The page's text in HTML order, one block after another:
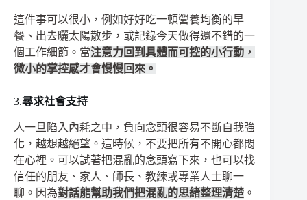
這件事可以很小，例如好好吃一頓營養均衡的早
餐、出去曬太陽散步，或記錄今天做得還不錯的一
個工作細節。當注意力回到具體而可控的小行動，
微小的掌控感才會慢慢回來。
3.尋求社會支持
人一旦陷入內耗之中，負向念頭很容易不斷自我強
化，越想越絕望。這時候，不要把所有不開心都悶
在心裡。可以試著把混亂的念頭寫下來，也可以找
信任的朋友、家人、師長、教練或專業人士聊一
聊。因為對話能幫助我們把混亂的思緒整理清楚 。